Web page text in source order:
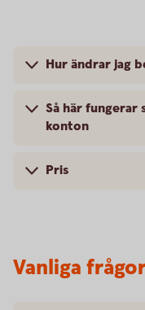
Hur ändrar jag
Så här fungerar
konton
Pris
Vanliga